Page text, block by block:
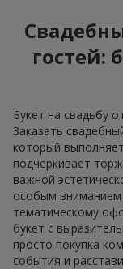
гостей:
Букет на свадьбу
Заказать
который
подчёркивает
важной
особым
тематическому
букет с
просто покупка
события и